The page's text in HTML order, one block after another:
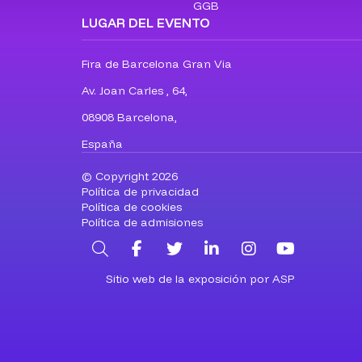
GGB
LUGAR DEL EVENTO
Fira de Barcelona Gran Via
Av. Joan Carles , 64,
08908 Barcelona,
España
© Copyright 2026
Política de privacidad
Política de cookies
Política de admisiones
BuscarFacebookTwitterLinkedInInstagram
Sitio web de la exposición por ASP